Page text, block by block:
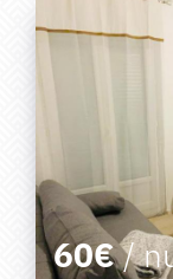
60€/